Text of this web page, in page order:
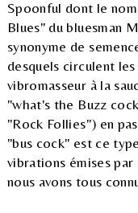
Spoonful dont le
Blues" du bluesman
synonyme de
desquels circulent
vibromasseur à la
"what's the Buzz
"Rock Follies") en
"bus cock" est ce
vibrations émises
nous avons tous